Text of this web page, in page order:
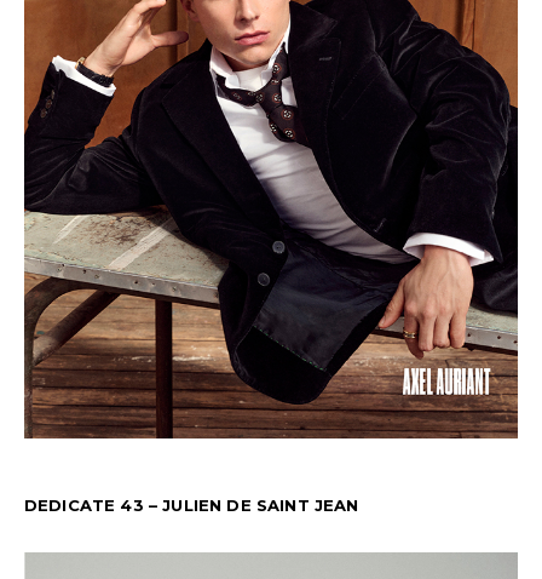
DEDICATE 43 – JULIEN DE SAINT JEAN